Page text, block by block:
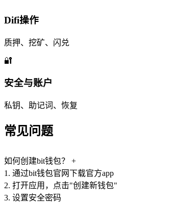
Difi操作
质押、挖矿、闪兑
🔐
安全与账户
私钥、助记词、恢复
常见问题
如何创建bit钱包？
+
1. 通过bit钱包官网下载官方app
2. 打开应用，点击"创建新钱包"
3. 设置安全密码